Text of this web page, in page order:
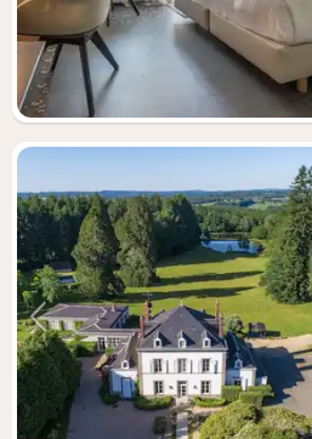
Forrige billede